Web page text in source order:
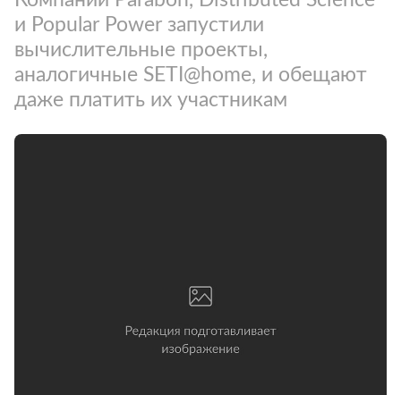
и Popular Power запустили
вычислительные проекты,
аналогичные SETI@home, и обещают
даже платить их участникам